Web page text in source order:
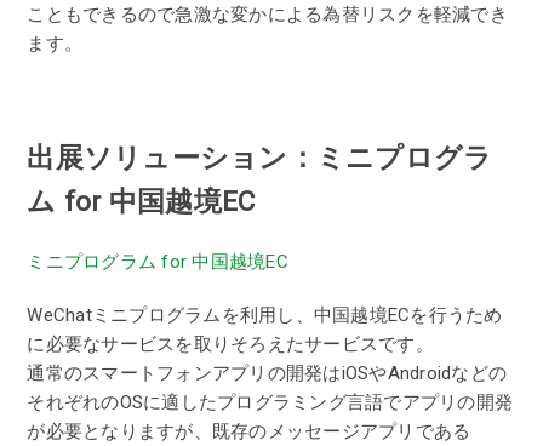
こともできるので急激な変かによる為替リスクを軽減でき
ます。
出展ソリューション：ミニプログラ
ム for 中国越境EC
ミニプログラム for 中国越境EC
WeChatミニプログラムを利用し、中国越境ECを行うため
に必要なサービスを取りそろえたサービスです。
通常のスマートフォンアプリの開発はiOSやAndroidなどの
それぞれのOSに適したプログラミング言語でアプリの開発
が必要となりますが、既存のメッセージアプリである